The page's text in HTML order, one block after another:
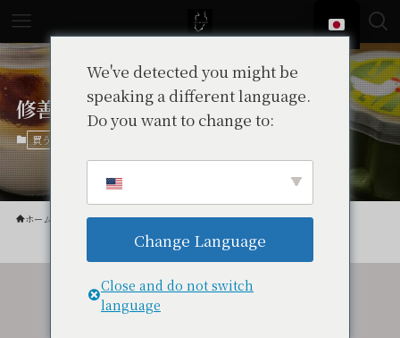
修善寺プリン工房
買う
ホーム
令和7年度伴走型小規模事業者支援推進事業
We've detected you might be
speaking a different language.
Do you want to change to:
Change Language
Close and do not switch
language